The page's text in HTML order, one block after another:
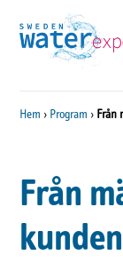
Hem › Program ›
Från